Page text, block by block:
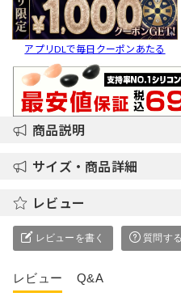
アプリDLで毎日クーポンあたる
商品説明
サイズ・商品詳細
レビュー
レビューを書く 質問する
レビュー Q&A